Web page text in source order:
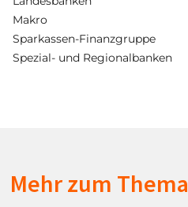
Makro
Sparkassen-Finanzgruppe
Spezial- und Regionalbanken
Mehr zum Thema